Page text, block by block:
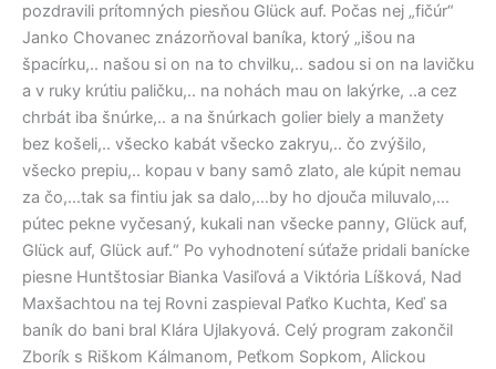
pozdravili prítomných piesňou Glück auf. Počas nej „fičúr“
Janko Chovanec znázorňoval baníka, ktorý „išou na
špacírku,.. našou si on na to chvilku,.. sadou si on na lavičku
a v ruky krútiu paličku,.. na nohách mau on lakýrke, ..a cez
chrbát iba šnúrke,.. a na šnúrkach golier biely a manžety
bez košeli,.. všecko kabát všecko zakryu,.. čo zvýšilo,
všecko prepiu,.. kopau v bany samô zlato, ale kúpit nemau
za čo,…tak sa fintiu jak sa dalo,…by ho djouča miluvalo,…
pútec pekne vyčesaný, kukali nan všecke panny, Glück auf,
Glück auf, Glück auf.“ Po vyhodnotení súťaže pridali banícke
piesne Huntštosiar Bianka Vasiľová a Viktória Líšková, Nad
Maxšachtou na tej Rovni zaspieval Paťko Kuchta, Keď sa
baník do bani bral Klára Ujlakyová. Celý program zakončil
Zborík s Riškom Kálmanom, Peťkom Sopkom, Alickou